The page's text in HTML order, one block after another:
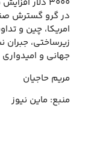
۳۰۰۰ دلار
در گرو گسترش
امریکا، چین و
زیرساختی،
جهانی و
مریم حاجیان
منبع: ماین نیوز